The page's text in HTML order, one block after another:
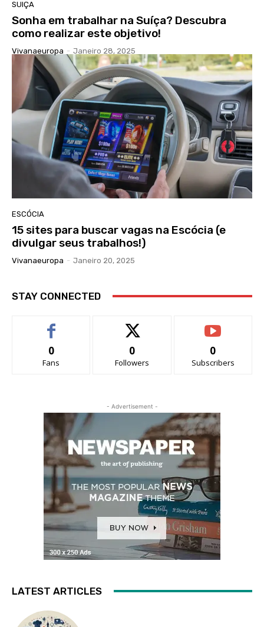
SUIÇA
Sonha em trabalhar na Suíça? Descubra
como realizar este objetivo!
Vivanaeuropa - Janeiro 28, 2025
ESCÓCIA
15 sites para buscar vagas na Escócia (e
divulgar seus trabalhos!)
Vivanaeuropa - Janeiro 20, 2025
STAY CONNECTED
0
Fans
0
Followers
0
Subscribers
- Advertisement -
LATEST ARTICLES